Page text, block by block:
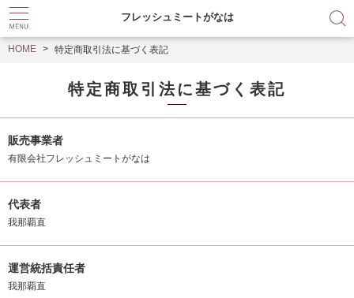
フレッシュミートがなは
HOME 特定商取引法に基づく表記
特定商取引法に基づく表記
販売事業者
有限会社フレッシュミートがなは
代表者
我那覇直
運営統括責任者
我那覇直